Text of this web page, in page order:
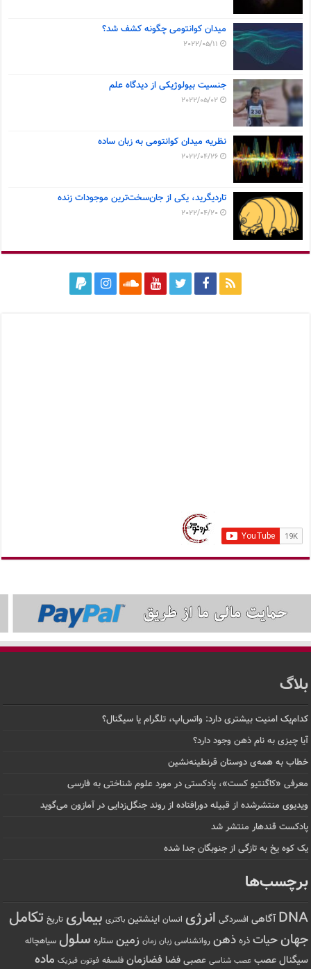
میدان کوانتومی چگونه کشف شد؟
2022/05/11
جنسیت بیولوژیکی از دیدگاه علم
2022/05/02
نظریه میدان کوانتومی به زبان ساده
2022/04/26
تاردیگرید، یکی از جان‌سخت‌ترین موجودات زنده
2022/04/20
بلاگ
کدام‌یک امنیت بیشتری دارد: واتس‌اپ، تلگرام یا سیگنال؟
آیا چیزی به نام ذهن وجود دارد؟
خطاب به همه‌ی دوستان قرنطینه‌نشین
معرفی «کاگنتیو کست»، پادکستی در مورد علوم شناختی به فارسی
ویدیوی منتشرشده از قبیله دورافتاده‌ از روند جنگل‌زدایی در آمازون می‌گوید
پادکست قندهار منتشر شد
یک کوه یخ به تازگی از جنوبگان جدا شده
برچسب‌ها
DNA آگاهی افسردگی انرژی انسان اینشتین باکتری بیماری تاریخ تکامل
جهانحیات ذره ذهن روانشناسی زبان زمان زمین ستاره سلول سیاهچاله
سیگنال عصب عصب شناسی عصبی فضا فضازمان فلسفه فوتون فیزیک ماده